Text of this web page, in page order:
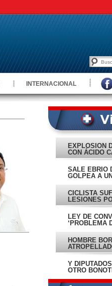
INTERNACIONAL
EXPLOSIÓN
CON ÁCIDO
SALE EBRIO
GOLPEA A
CICLISTA
LESIONES
LEY DE
‘PROBLEMA
HOMBRE
Y
OTRO